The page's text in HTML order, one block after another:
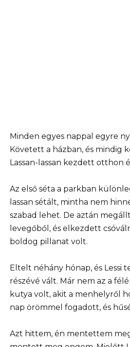
Minden egyes nappal egyre
Követett a házban, és mindig
Lassan-lassan kezdett otthon
Az első séta a parkban
lassan sétált, mintha nem
szabad lehet. De aztán
levegőből, és elkezdett
boldog pillanat volt.
Eltelt néhány hónap, és Lessi
részévé vált. Már nem az a
kutya volt, akit a menhelyről
nap örömmel fogadott, és
Azt hittem, én mentettem